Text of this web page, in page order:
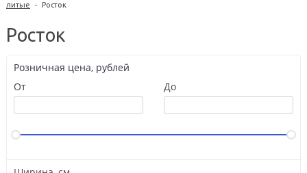
литые - Росток
Росток
Розничная цена, рублей
От
До